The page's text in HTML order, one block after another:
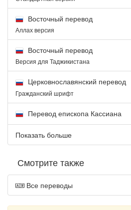
Восточный перевод
Аллах версия
Восточный перевод
Версия для Таджикистана
Церковнославянский перевод
Гражданский шрифт
Перевод епископа Кассиана
Показать больше
Смотрите также
Все переводы